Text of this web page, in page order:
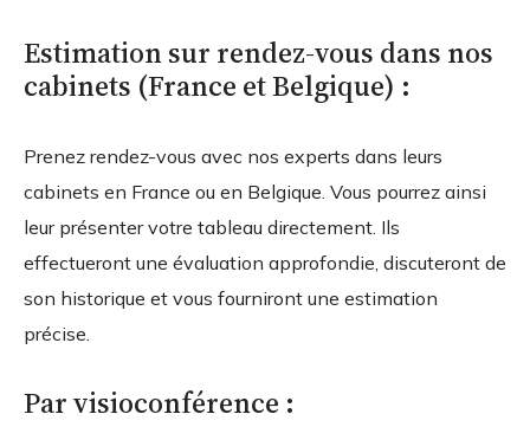
Estimation sur rendez-vous dans nos
cabinets (France et Belgique) :
Prenez rendez-vous avec nos experts dans leurs
cabinets en France ou en Belgique. Vous pourrez ainsi
leur présenter votre tableau directement. Ils
effectueront une évaluation approfondie, discuteront de
son historique et vous fourniront une estimation
précise.
Par visioconférence :